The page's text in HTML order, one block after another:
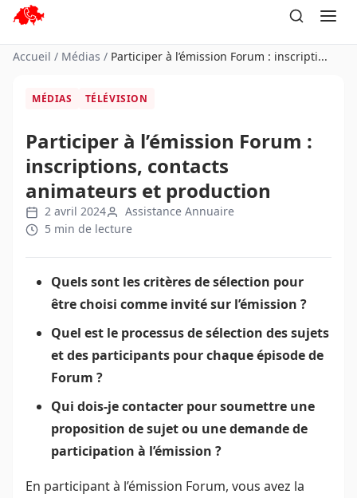
Aller
contenu
Accueil / Médias / Participer à l’émission Forum : inscripti...
MÉDIAS TÉLÉVISION
Participer à l’émission Forum :
inscriptions, contacts
animateurs et production
2 avril 2024
Assistance Annuaire
5 min de lecture
Quels sont les critères de sélection pour
être choisi comme invité sur l’émission ?
Quel est le processus de sélection des sujets
et des participants pour chaque épisode de
Forum ?
Qui dois-je contacter pour soumettre une
proposition de sujet ou une demande de
participation à l’émission ?
En participant à l’émission Forum, vous avez la